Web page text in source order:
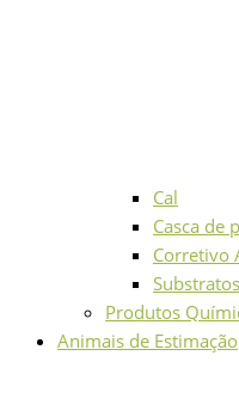
Cal
Casca de
Corretivo
Substratos
Produtos
Animais de Estimação